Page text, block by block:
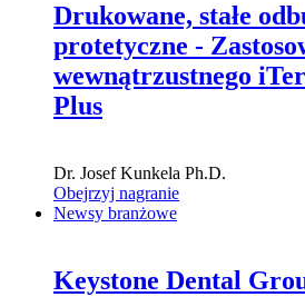
Drukowane, stałe
protetyczne -
wewnątrzustnego
Plus
Dr. Josef Kunkela Ph.D.
Obejrzyj nagranie
Newsy branżowe
Keystone Dental